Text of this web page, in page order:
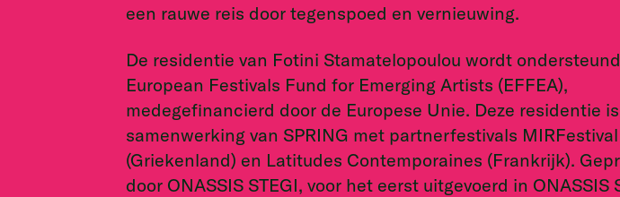
een rauwe reis door tegenspoed en vernieuwing.
De residentie van Fotini Stamatelopoulou wordt
European Festivals Fund for Emerging Artists (EFFEA),
medegefinancierd door de Europese Unie. Deze residentie
samenwerking van SPRING met partnerfestivals MIRFestival
(Griekenland) en Latitudes Contemporaines (Frankrijk).
door ONASSIS STEGI, voor het eerst uitgevoerd in ONASSIS